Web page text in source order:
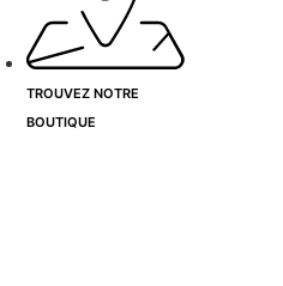
TROUVEZ NOTRE
BOUTIQUE